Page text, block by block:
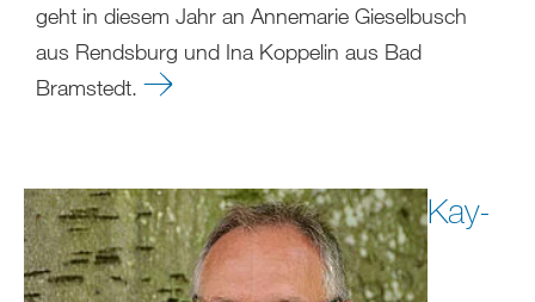
geht in diesem Jahr an Annemarie Gieselbusch
aus Rendsburg und Ina Koppelin aus Bad
Bramstedt.
Kay-